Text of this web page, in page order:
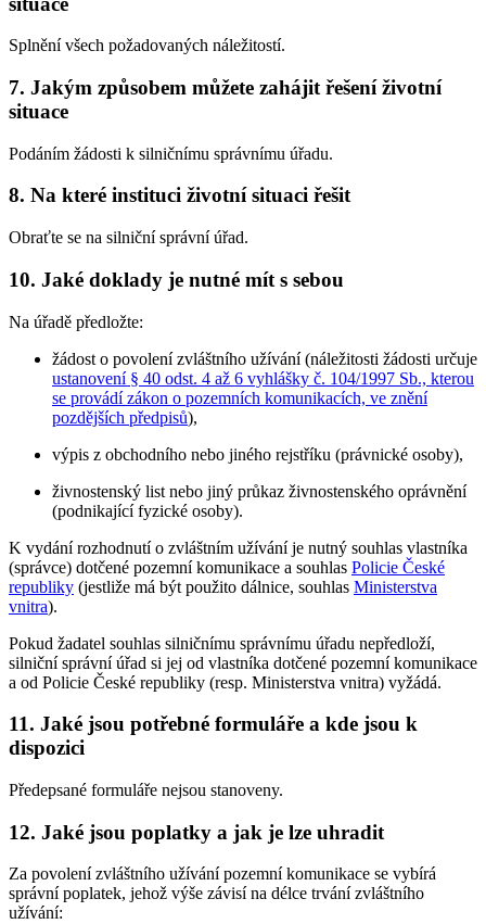
Splnění všech požadovaných náležitostí.
7. Jakým způsobem můžete zahájit řešení životní
situace
Podáním žádosti k silničnímu správnímu úřadu.
8. Na které instituci životní situaci řešit
Obraťte se na silniční správní úřad.
10. Jaké doklady je nutné mít s sebou
Na úřadě předložte:
žádost o povolení zvláštního užívání (náležitosti žádosti určuje
ustanovení § 40 odst. 4 až 6 vyhlášky č. 104/1997 Sb., kterou
se provádí zákon o pozemních komunikacích, ve znění
pozdějších předpisů),
výpis z obchodního nebo jiného rejstříku (právnické osoby),
živnostenský list nebo jiný průkaz živnostenského oprávnění
(podnikající fyzické osoby).
K vydání rozhodnutí o zvláštním užívání je nutný souhlas vlastníka
(správce) dotčené pozemní komunikace a souhlas Policie České
republiky (jestliže má být použito dálnice, souhlas Ministerstva
vnitra).
Pokud žadatel souhlas silničnímu správnímu úřadu nepředloží,
silniční správní úřad si jej od vlastníka dotčené pozemní komunikace
a od Policie České republiky (resp. Ministerstva vnitra) vyžádá.
11. Jaké jsou potřebné formuláře a kde jsou k
dispozici
Předepsané formuláře nejsou stanoveny.
12. Jaké jsou poplatky a jak je lze uhradit
Za povolení zvláštního užívání pozemní komunikace se vybírá
správní poplatek, jehož výše závisí na délce trvání zvláštního
užívání: